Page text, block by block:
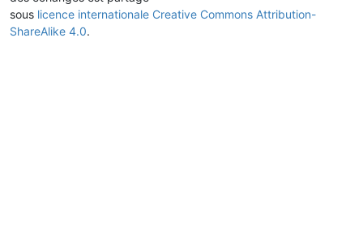
sous licence internationale Creative Commons Attribution-
ShareAlike 4.0.